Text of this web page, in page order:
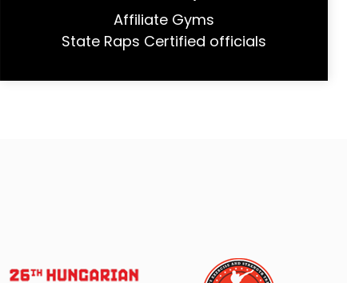
Affiliate Gyms
State Raps Certified officials